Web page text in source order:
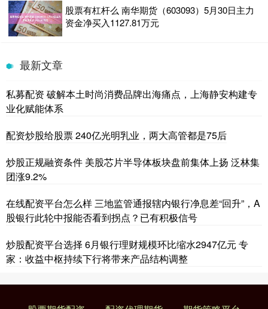
股票有杠杆么 南华期货（603093）5月30日主力
资金净买入1127.81万元
最新文章
私募配资 破解本土时尚消费品牌出海痛点，上海静安构建专
业化赋能体系
配资炒股给股票 240亿光明乳业，两大高管都是75后
炒股正规融资条件 美股芯片半导体板块盘前集体上扬 泛林集
团涨9.2%
在线配资平台怎么样 三地监管通报辖内银行净息差“回升”，A
股银行此轮中报能否看到拐点？已有积极信号
炒股配资平台选择 6月银行理财规模环比缩水2947亿元 专
家：收益中枢持续下行将带来产品结构调整